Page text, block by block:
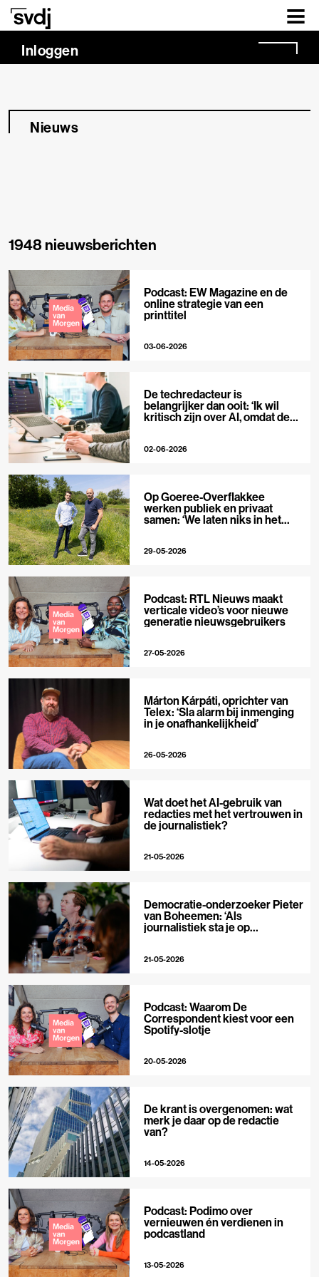
Naar hoofdinhoud
Inloggen
Nieuws
1948 nieuwsberichten
Podcast: EW Magazine en de
online strategie van een
printtitel
03-06-2026
De techredacteur is
belangrijker dan ooit: ‘Ik wil
kritisch zijn over AI, omdat de
02-06-2026
Op Goeree-Overflakkee
werken publiek en privaat
samen: ‘We laten niks in het
29-05-2026
Podcast: RTL Nieuws maakt
verticale video’s voor nieuwe
generatie nieuwsgebruikers
27-05-2026
Márton Kárpáti, oprichter van
Telex: ‘Sla alarm bij inmenging
in je onafhankelijkheid’
26-05-2026
Wat doet het AI-gebruik van
redacties met het vertrouwen in
de journalistiek?
21-05-2026
Democratie-onderzoeker Pieter
van Boheemen: ‘Als
journalistiek sta je op
21-05-2026
Podcast: Waarom De
Correspondent kiest voor een
Spotify-slotje
20-05-2026
De krant is overgenomen: wat
merk je daar op de redactie
van?
14-05-2026
Podcast: Podimo over
vernieuwen én verdienen in
podcastland
13-05-2026